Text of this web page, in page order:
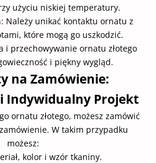
użyciu niskiej temperatury.
Należy unikać kontaktu ornatu z
które mogą go uszkodzić.
i przechowywanie ornatu złotego
i piękny wygląd.
na Zamówienie:
Indywidualny Projekt
ornatu złotego, możesz zamówić
W takim przypadku
możesz:
kolor i wzór tkaniny.